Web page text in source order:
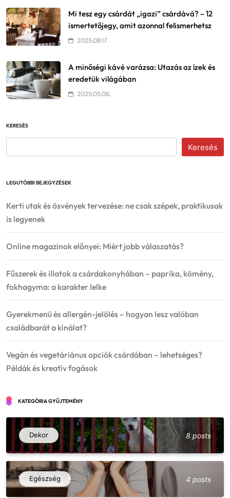
Mi tesz egy csárdát „igazi” csárdává? – 12
ismertetőjegy, amit azonnal felismerhetsz
2025.08.17.
A minőségi kávé varázsa: Utazás az ízek és
eredetük világában
2025.05.06.
KERESÉS
Keresés
LEGUTÓBBI BEJEGYZÉSEK
Kerti utak és ösvények tervezése: ne csak szépek, praktikusak
is legyenek
Online magazinok előnyei: Miért jobb válaszatás?
Fűszerek és illatok a csárdakonyhában – paprika, kömény,
fokhagyma: a karakter lelke
Gyerekmenü és allergén-jelölés – hogyan lesz valóban
családbarát a kínálat?
Vegán és vegetáriánus opciók csárdában – lehetséges?
Példák és kreatív fogások
KATEGÓRIA GYŰJTEMÉNY
Dekor 8 posts
Egészség 4 posts